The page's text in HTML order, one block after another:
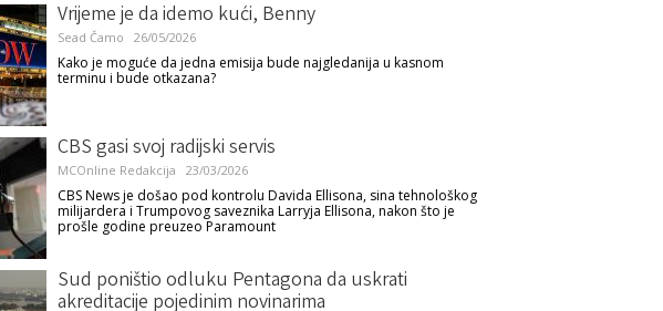
Vrijeme je da idemo kući, Benny
Sead Čamo 26/05/2026
Kako je moguće da jedna emisija bude najgledanija u kasnom
terminu i bude otkazana?
CBS gasi svoj radijski servis
MCOnline Redakcija 23/03/2026
CBS News je došao pod kontrolu Davida Ellisona, sina tehnološkog
milijardera i Trumpovog saveznika Larryja Ellisona, nakon što je
prošle godine preuzeo Paramount
Sud poništio odluku Pentagona da uskrati
akreditacije pojedinim novinarima